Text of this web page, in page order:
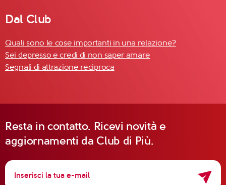
Dal Club
Quali sono le cose importanti in una relazione?
Sei depresso e credi di non saper amare
Segnali di attrazione reciproca
Resta in contatto. Ricevi novità e
aggiornamenti da Club di Più.